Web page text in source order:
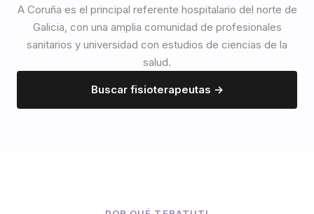
A Coruña es el principal referente hospitalario del norte de
Galicia, con una amplia comunidad de profesionales
sanitarios y universidad con estudios de ciencias de la
salud.
Buscar fisioterapeutas →